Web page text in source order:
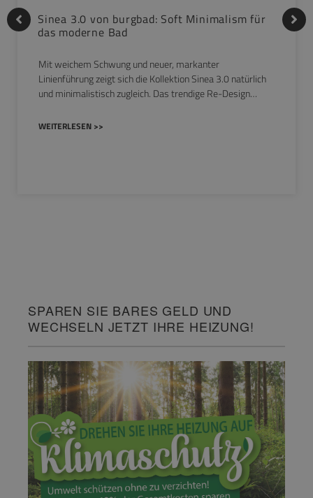
Sinea 3.0 von burgbad: Soft Minimalism für
das moderne Bad
Mit weichem Schwung und neuer, markanter
Linienführung zeigt sich die Kollektion Sinea 3.0 natürlich
und minimalistisch zugleich. Das trendige Re-Design…
WEITERLESEN >>
SPAREN SIE BARES GELD UND
WECHSELN JETZT IHRE HEIZUNG!